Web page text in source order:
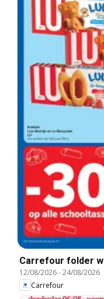
Carrefour folder
12/08/2026-24/08/2026
Carrefour